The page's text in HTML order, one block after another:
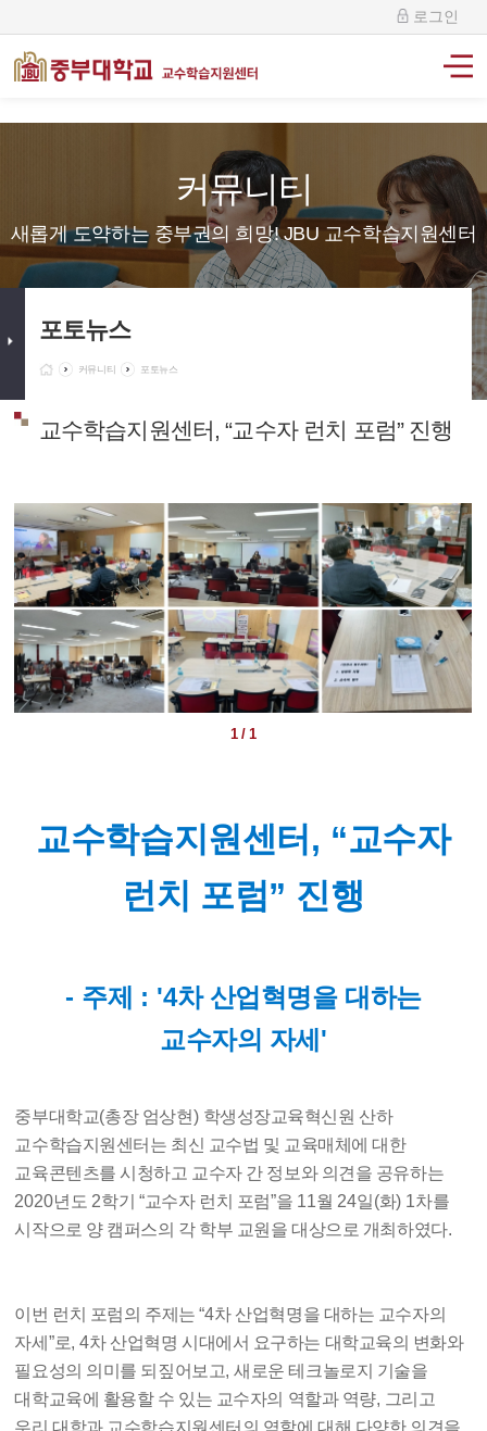
로그인
커뮤니티
새롭게 도약하는 중부권의 희망! JBU 교수학습지원센터
포토뉴스
커뮤니티 포토뉴스
교수학습지원센터, “교수자 런치 포럼” 진행
1 / 1
교수학습지원센터, “교수자
런치 포럼” 진행
- 주제 : '4차 산업혁명을 대하는
교수자의 자세 '
중부대학교(총장 엄상현) 학생성장교육혁신원 산하
교수학습지원센터는 최신 교수법 및 교육매체에 대한
교육콘텐츠를 시청하고 교수자 간 정보와 의견을 공유하는
2020년도 2학기 “교수자 런치 포럼”을 11월 24일(화) 1차를
시작으로 양 캠퍼스의 각 학부 교원을 대상으로 개최하였다.
이번 런치 포럼의 주제는“4차 산업혁명을 대하는 교수자의
자세 ”로, 4차 산업혁명 시대에서 요구하는 대학교육의 변화와
필요성의 의미를 되짚어보고,새로운 테크놀로지 기술을
대학교육에 활용할 수 있는 교수자의 역할과 역량, 그리고